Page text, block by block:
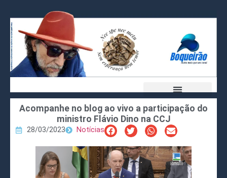
Acompanhe no blog ao vivo a participação do
ministro Flávio Dino na CCJ
28/03/2023 Notícias